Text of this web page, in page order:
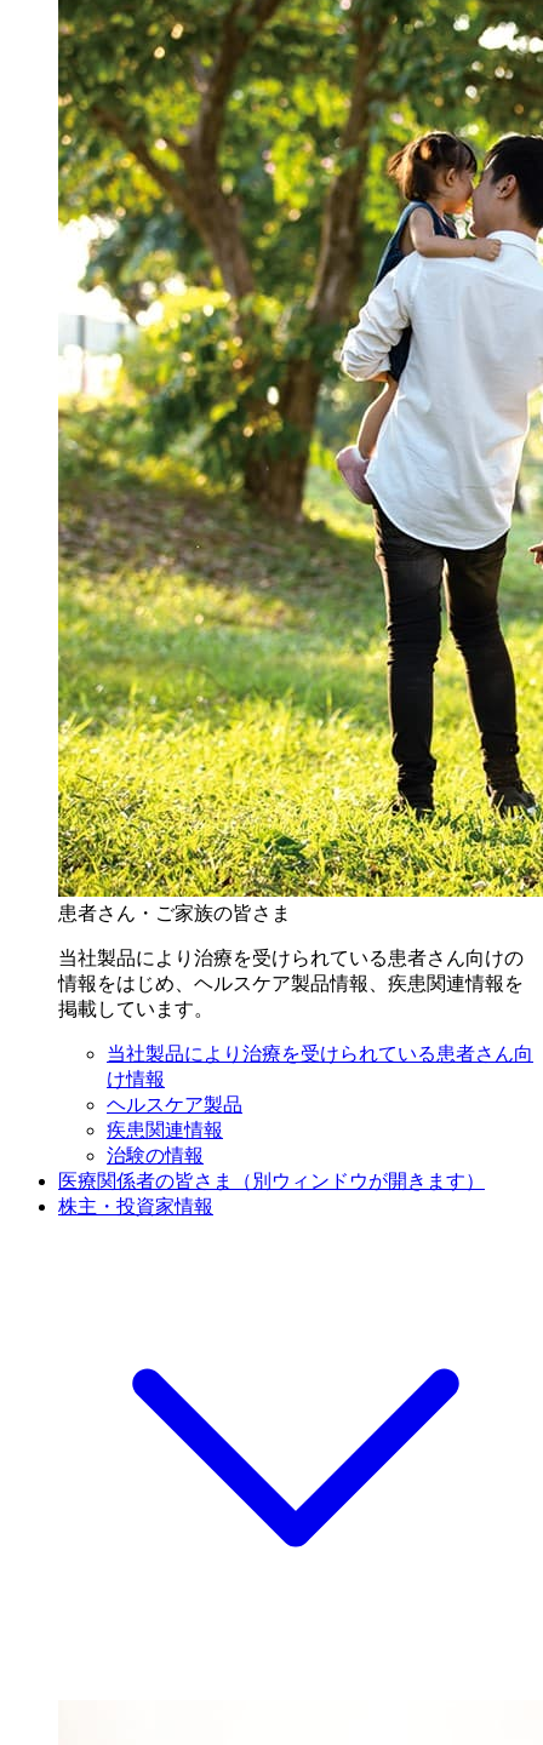
患者さん・ご家族の皆さま
当社製品により治療を受けられている患者さん向けの
情報をはじめ、ヘルスケア製品情報、疾患関連情報を
掲載しています。
当社製品により治療を受けられている患者さん向
け情報
ヘルスケア製品
疾患関連情報
治験の情報
医療関係者の皆さま
（別ウィンドウが開きます）
株主・投資家情報